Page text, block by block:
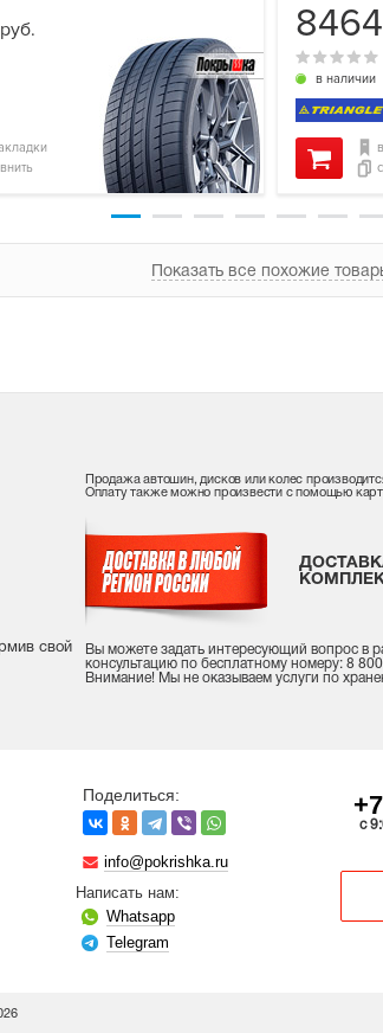
руб.
в наличии
8464
Показать все похожие
свой
Продажа автошин, дисков или колес
Оплату также можно произвести с помощью
Вы можете задать интересующий вопрос в
консультацию по бесплатному номеру: 8
Внимание! Мы не оказываем услуги по
Поделиться:
info@pokrishka.ru
Написать нам:
Whatsapp
Telegram
c